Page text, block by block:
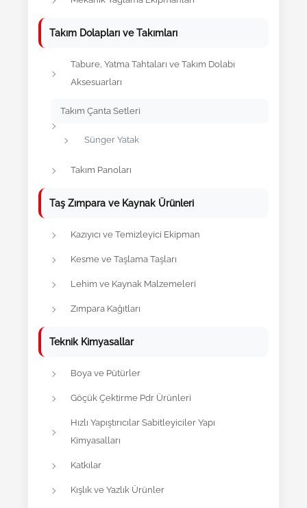
Takım Dolapları ve Takımları
Tabure, Yatma Tahtaları ve Takım Dolabı
Aksesuarları
Takım Çanta Setleri
Sünger Yatak
Takım Panoları
Taş Zımpara ve Kaynak Ürünleri
Kazıyıcı ve Temizleyici Ekipman
Kesme ve Taşlama Taşları
Lehim ve Kaynak Malzemeleri
Zımpara Kağıtları
Teknik Kimyasallar
Boya ve Pütürler
Göçük Çektirme Pdr Ürünleri
Hızlı Yapıştırıcılar Sabitleyiciler Yapı
Kimyasalları
Katkılar
Kışlık ve Yazlık Ürünler